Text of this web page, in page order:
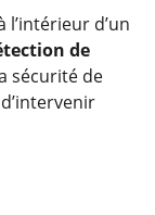
l’intérieur d’un
de
sécurité de